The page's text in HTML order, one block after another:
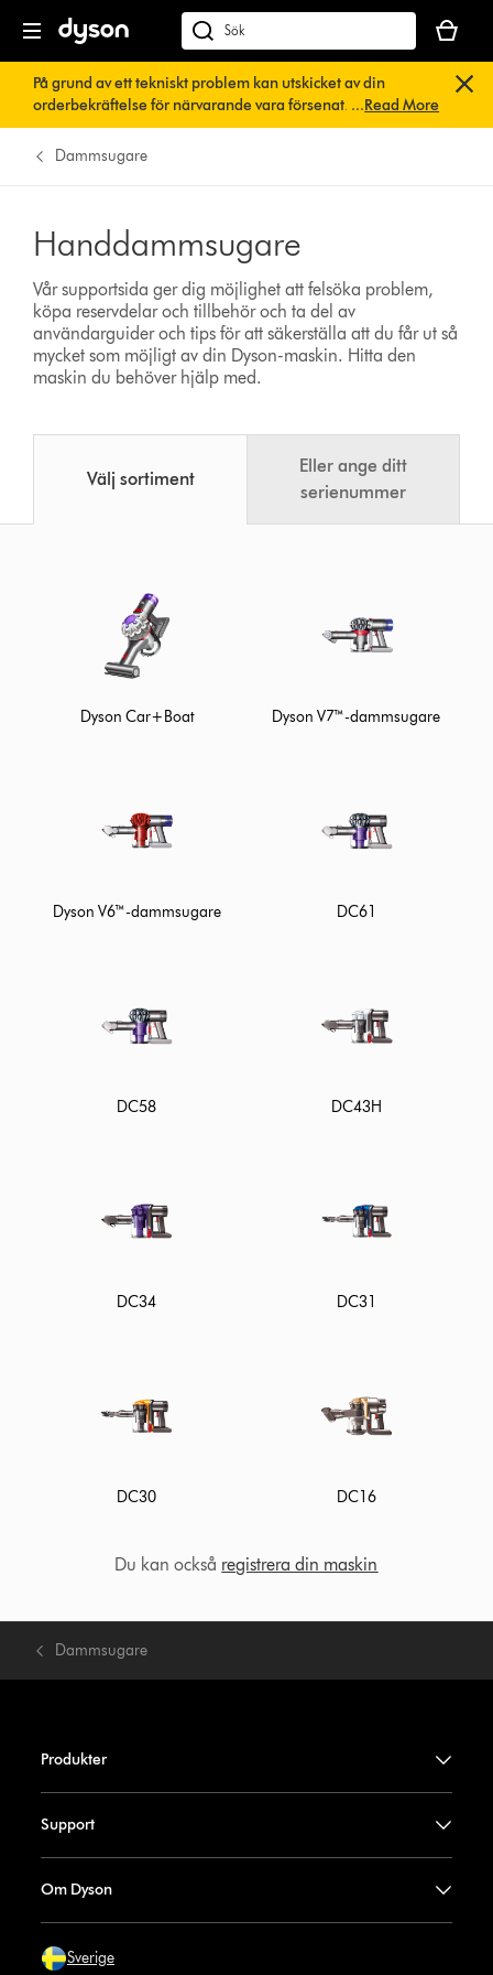
Sök
på
dyson.se
är
tom
På grund av ett tekniskt problem kan utskicket av din
orderbekräftelse för närvarande vara försenat. Vi arbetar
redan på en snabb lösning.Du behöver inte göra någonting.
Din orderbekräftelse kommer snart att skickas till dig
...Read More
Dammsugare
Handdammsugare
Vår supportsida ger dig möjlighet att felsöka problem,
köpa reservdelar och tillbehör och ta del av
användarguider och tips för att säkerställa att du får ut så
mycket som möjligt av din Dyson-maskin. Hitta den
maskin du behöver hjälp med.
Välj sortiment
Eller ange ditt
serienummer
Dyson Car+Boat Dyson V7™-dammsugare
Dyson V6™-dammsugare DC61
DC58 DC43H
DC34 DC31
DC30 DC16
Du kan också registrera din maskin
Dammsugare
Produkter
Support
Om Dyson
Sverige